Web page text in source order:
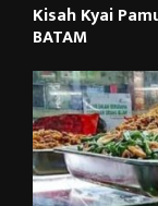
Kisah Kyai
BATAM